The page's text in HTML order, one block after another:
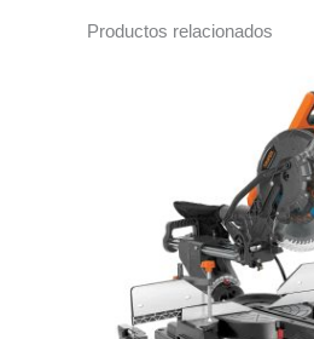
Productos relacionados